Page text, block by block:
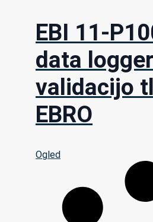
EBI 11-
data
validacijo
EBRO
Ogled